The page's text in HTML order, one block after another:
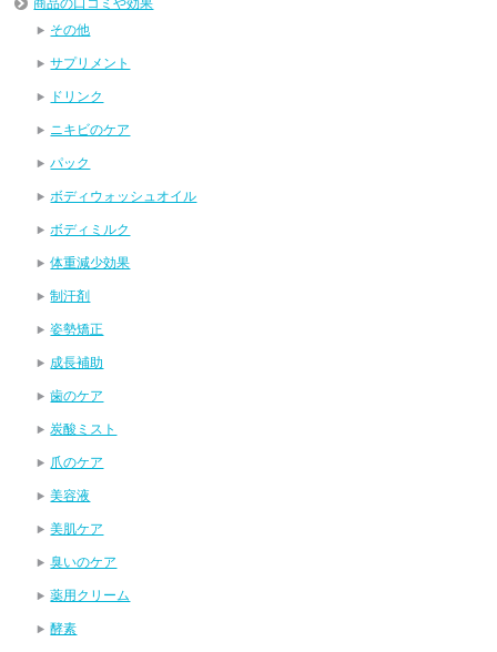
その他
サプリメント
ドリンク
ニキビのケア
パック
ボディウォッシュオイル
ボディミルク
体重減少効果
制汗剤
姿勢矯正
成長補助
歯のケア
炭酸ミスト
爪のケア
美容液
美肌ケア
臭いのケア
薬用クリーム
酵素